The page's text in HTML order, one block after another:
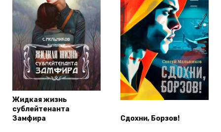
Жидкая жизнь
сублейтенанта
Замфира
Сдохни, Борзов!